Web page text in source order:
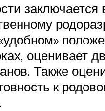
оценивает
Также
к